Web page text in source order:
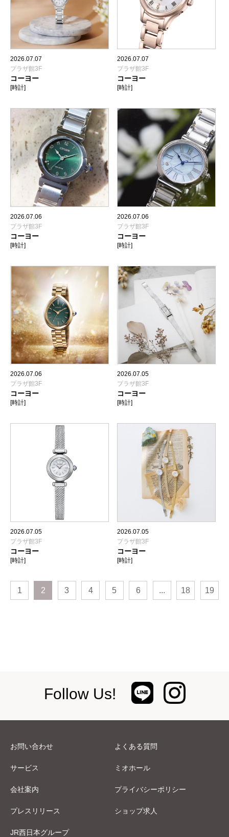
2026.07.07
プラザ館3F
コーヨー
[時計]
2026.07.07
プラザ館3F
コーヨー
[時計]
2026.07.06
プラザ館3F
コーヨー
[時計]
2026.07.06
プラザ館3F
コーヨー
[時計]
2026.07.06
プラザ館3F
コーヨー
[時計]
2026.07.05
プラザ館3F
コーヨー
[時計]
2026.07.05
プラザ館3F
コーヨー
[時計]
2026.07.05
プラザ館3F
コーヨー
[時計]
1 2 3 4 5 6 ... 18 19
Follow Us!
お問い合わせ よくある質問
サービス ミオホール
会社案内 プライバシーポリシー
プレスリリース ショップ求人
JR西日本グループ